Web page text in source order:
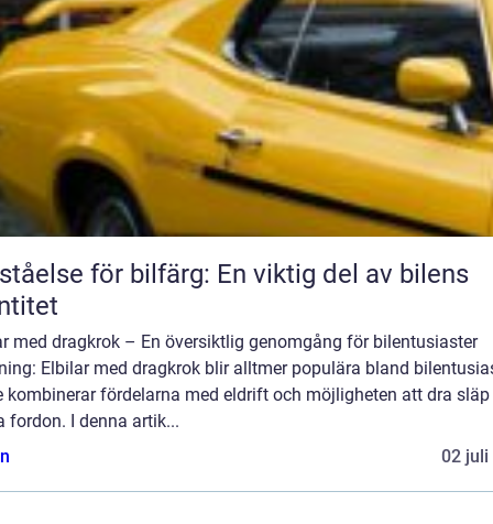
för bilfärg: En viktig del av bilens
med dragkrok – En översiktlig genomgång för bilentusiaster
Elbilar med dragkrok blir alltmer populära bland
kombinerar fördelarna med eldrift och möjligheten att dra släp
fordon. I denna artik...
02 juli